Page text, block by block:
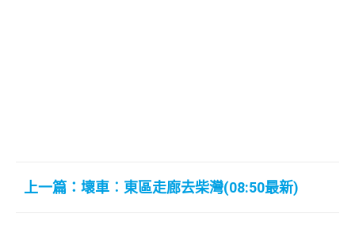
上一篇：壞車︰東區走廊去柴灣(08:50最新)